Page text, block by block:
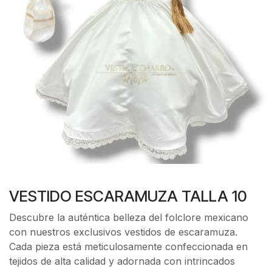
VESTIDO ESCARAMUZA TALLA 10
Descubre la auténtica belleza del folclore mexicano
con nuestros exclusivos vestidos de escaramuza.
Cada pieza está meticulosamente confeccionada en
tejidos de alta calidad y adornada con intrincados